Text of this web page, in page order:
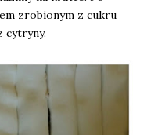
zrobionym z cukru
cytryny.